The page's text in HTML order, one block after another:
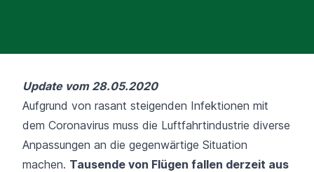
Update vom 28.05.2020
Aufgrund von rasant steigenden Infektionen mit
dem Coronavirus muss die Luftfahrtindustrie diverse
Anpassungen an die gegenwärtige Situation
machen. Tausende von Flügen fallen derzeit aus